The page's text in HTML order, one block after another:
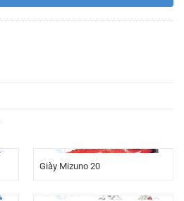
Giày Mizuno 20